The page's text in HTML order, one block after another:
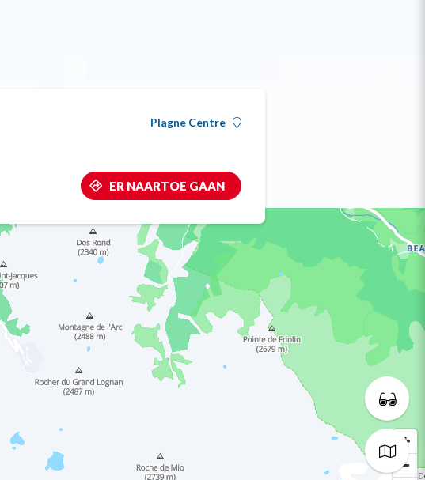
Plagne Centre
ER NAARTOE GAAN